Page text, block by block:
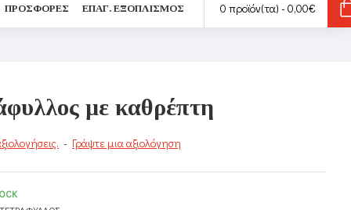
ΠΡΟΣΦΟΡΈΣ ΕΠΑΓ. ΕΞΟΠΛΙΣΜΌΣ 0 προϊόν(τα) - 0,00€
με καθρέπτη
- Γράψτε μια αξιολόγηση